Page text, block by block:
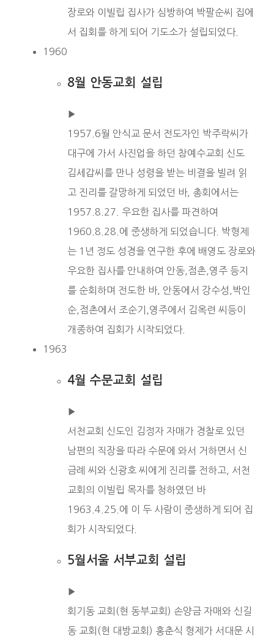
장로와 이빌립 집사가 심방하여 박팔순씨 집에
서 집회를 하게 되어 기도소가 설립되었다.
1960
8월 안동교회 설립
▶︎
1957.6월 안식교 문서 전도자인 박주락씨가
대구에 가서 사진업을 하던 참예수교회 신도
김세갑씨를 만나 성령을 받는 비결을 빌려 읽
고 진리를 갈망하게 되었던 바, 총회에서는
1957.8.27. 우요한 집사를 파견하여
1960.8.28.에 중생하게 되었습니다. 박형제
는 1년 정도 성경을 연구한 후에 배영도 장로와
우요한 집사를 안내하여 안동,점촌,영주 등지
를 순회하며 전도한 바, 안동에서 강수성,박인
순,점촌에서 조순기,영주에서 김옥련 씨등이
개종하여 집회가 시작되었다.
1963
4월 수문교회 설립
▶︎
서천교회 신도인 김정자 자매가 경찰로 있던
남편의 직장을 따라 수문에 와서 거하면서 신
금례 씨와 신광호 씨에게 진리를 전하고, 서천
교회의 이빌립 목자를 청하였던 바
1963.4.25.에 이 두 사람이 중생하게 되어 집
회가 시작되었다.
5월서울 서부교회 설립
▶︎
회기동 교회(현 동부교회) 손양금 자매와 신길
동 교회(현 대방교회) 홍춘식 형제가 서대문 시